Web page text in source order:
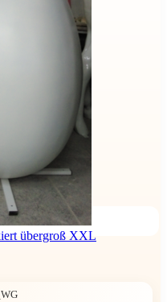
übergroß XXL